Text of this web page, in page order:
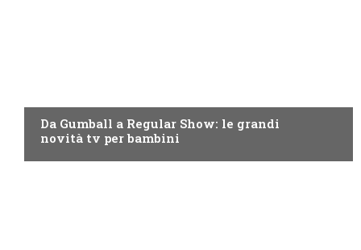
Da Gumball a Regular Show: le grandi
novità tv per bambini